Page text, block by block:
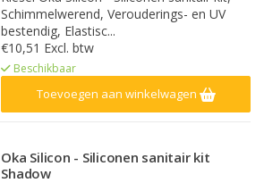
Schimmelwerend, Verouderings- en UV
bestendig, Elastisc...
€10,51 Excl. btw
Beschikbaar
Toevoegen aan winkelwagen
Oka Silicon - Siliconen sanitair kit
Shadow